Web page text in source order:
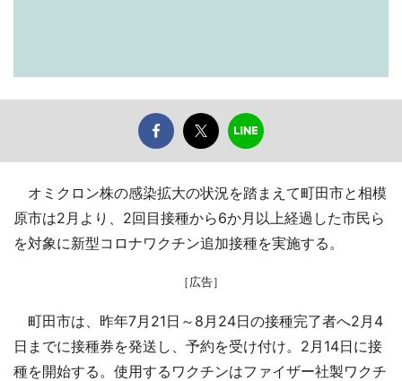
オミクロン株の感染拡大の状況を踏まえて町田市と相模
原市は2月より、2回目接種から6か月以上経過した市民ら
を対象に新型コロナワクチン追加接種を実施する。
［広告］
町田市は、昨年7月21日～8月24日の接種完了者へ2月4
日までに接種券を発送し、予約を受け付け。2月14日に接
種を開始する。使用するワクチンはファイザー社製ワクチ